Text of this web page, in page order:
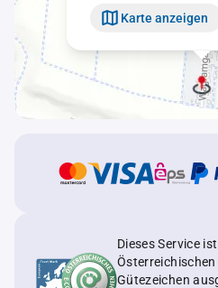
Karte anzeigen
Dieses Service
Österreichischen
Gütezeichen